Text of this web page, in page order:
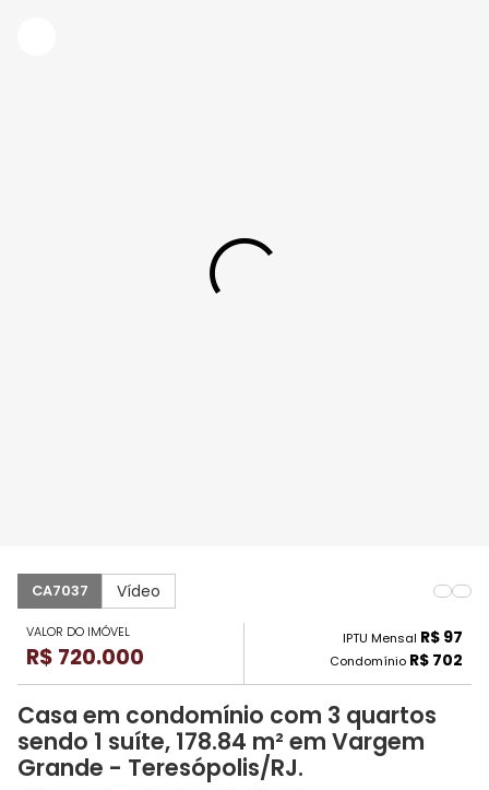
CA7037 Vídeo
VALOR DO IMÓVEL
R$ 720.000
IPTU Mensal R$ 97
Condomínio R$ 702
Casa em condomínio com 3 quartos
sendo 1 suíte, 178.84 m² em Vargem
Grande - Teresópolis/RJ.